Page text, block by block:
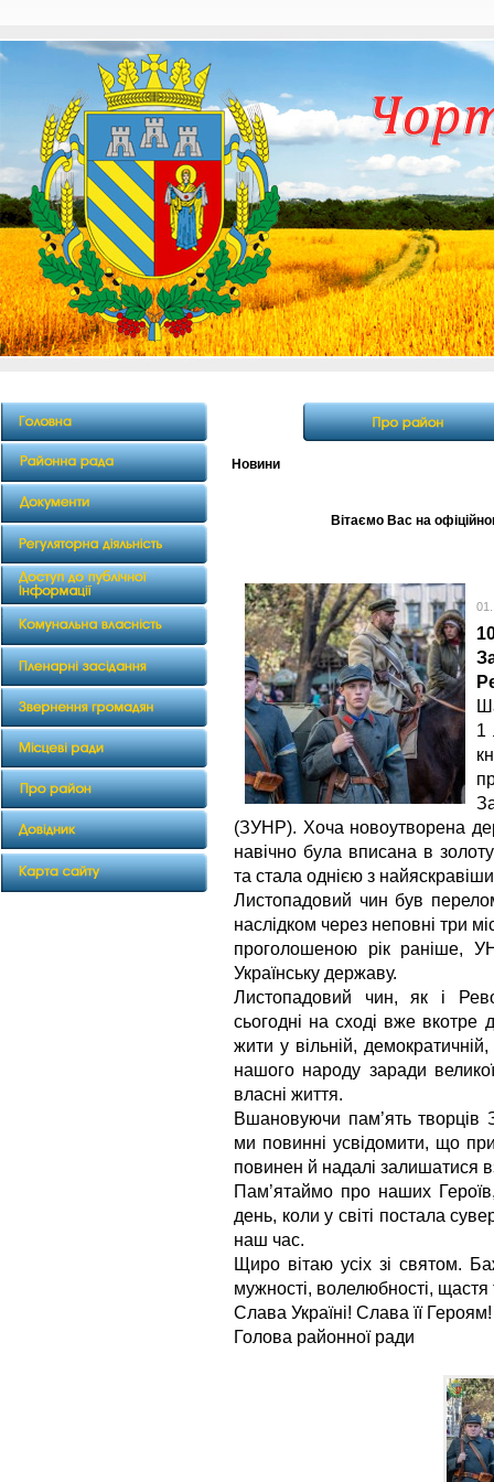
Новини
Вітаємо Вас на
1
(ЗУНР). Хоча новоутворена
навічно була вписана в
та стала однією з
Листопадовий чин був
наслідком через неповні три
проголошеною рік раніше,
Українську державу.
Листопадовий чин, як і
сьогодні на сході вже вкотре
жити у вільній,
нашого народу заради
власні життя.
Вшановуючи пам’ять творців
ми повинні усвідомити, що
повинен й надалі залишатися
Пам’ятаймо про наших
день, коли у світі постала
наш час.
Щиро вітаю усіх зі святом.
мужності, волелюбності, щастя
Слава Україні! Слава її Героям!
Голова районної